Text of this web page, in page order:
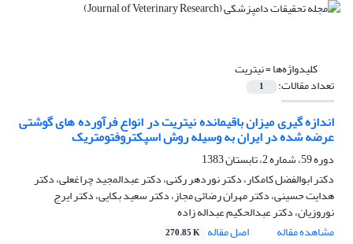
کلیدواژه‌ها =نیتریت
تعداد مقالات: 1
اندازه گیری میزان باقیمانده نیتریت در انواع فرآورده های گوشتی
عرضه شده در ایران به وسیله روش اسپکتروفتومتریک
دوره 59، شماره 2، تابستان 1383
دکتر ابوالفضل کامکار، دکتر نوردهر رکنی، دکتر عبدالمجید چراغعلی، دکتر
هدایت حسینی، دکتر مهران رضائی مجاز، دکتر سعید بکایی، دکتر ایرج
نوروزیان، دکتر عبدالحکیم عبداله زاده
مشاهده مقاله
اصل مقاله 270.85 K